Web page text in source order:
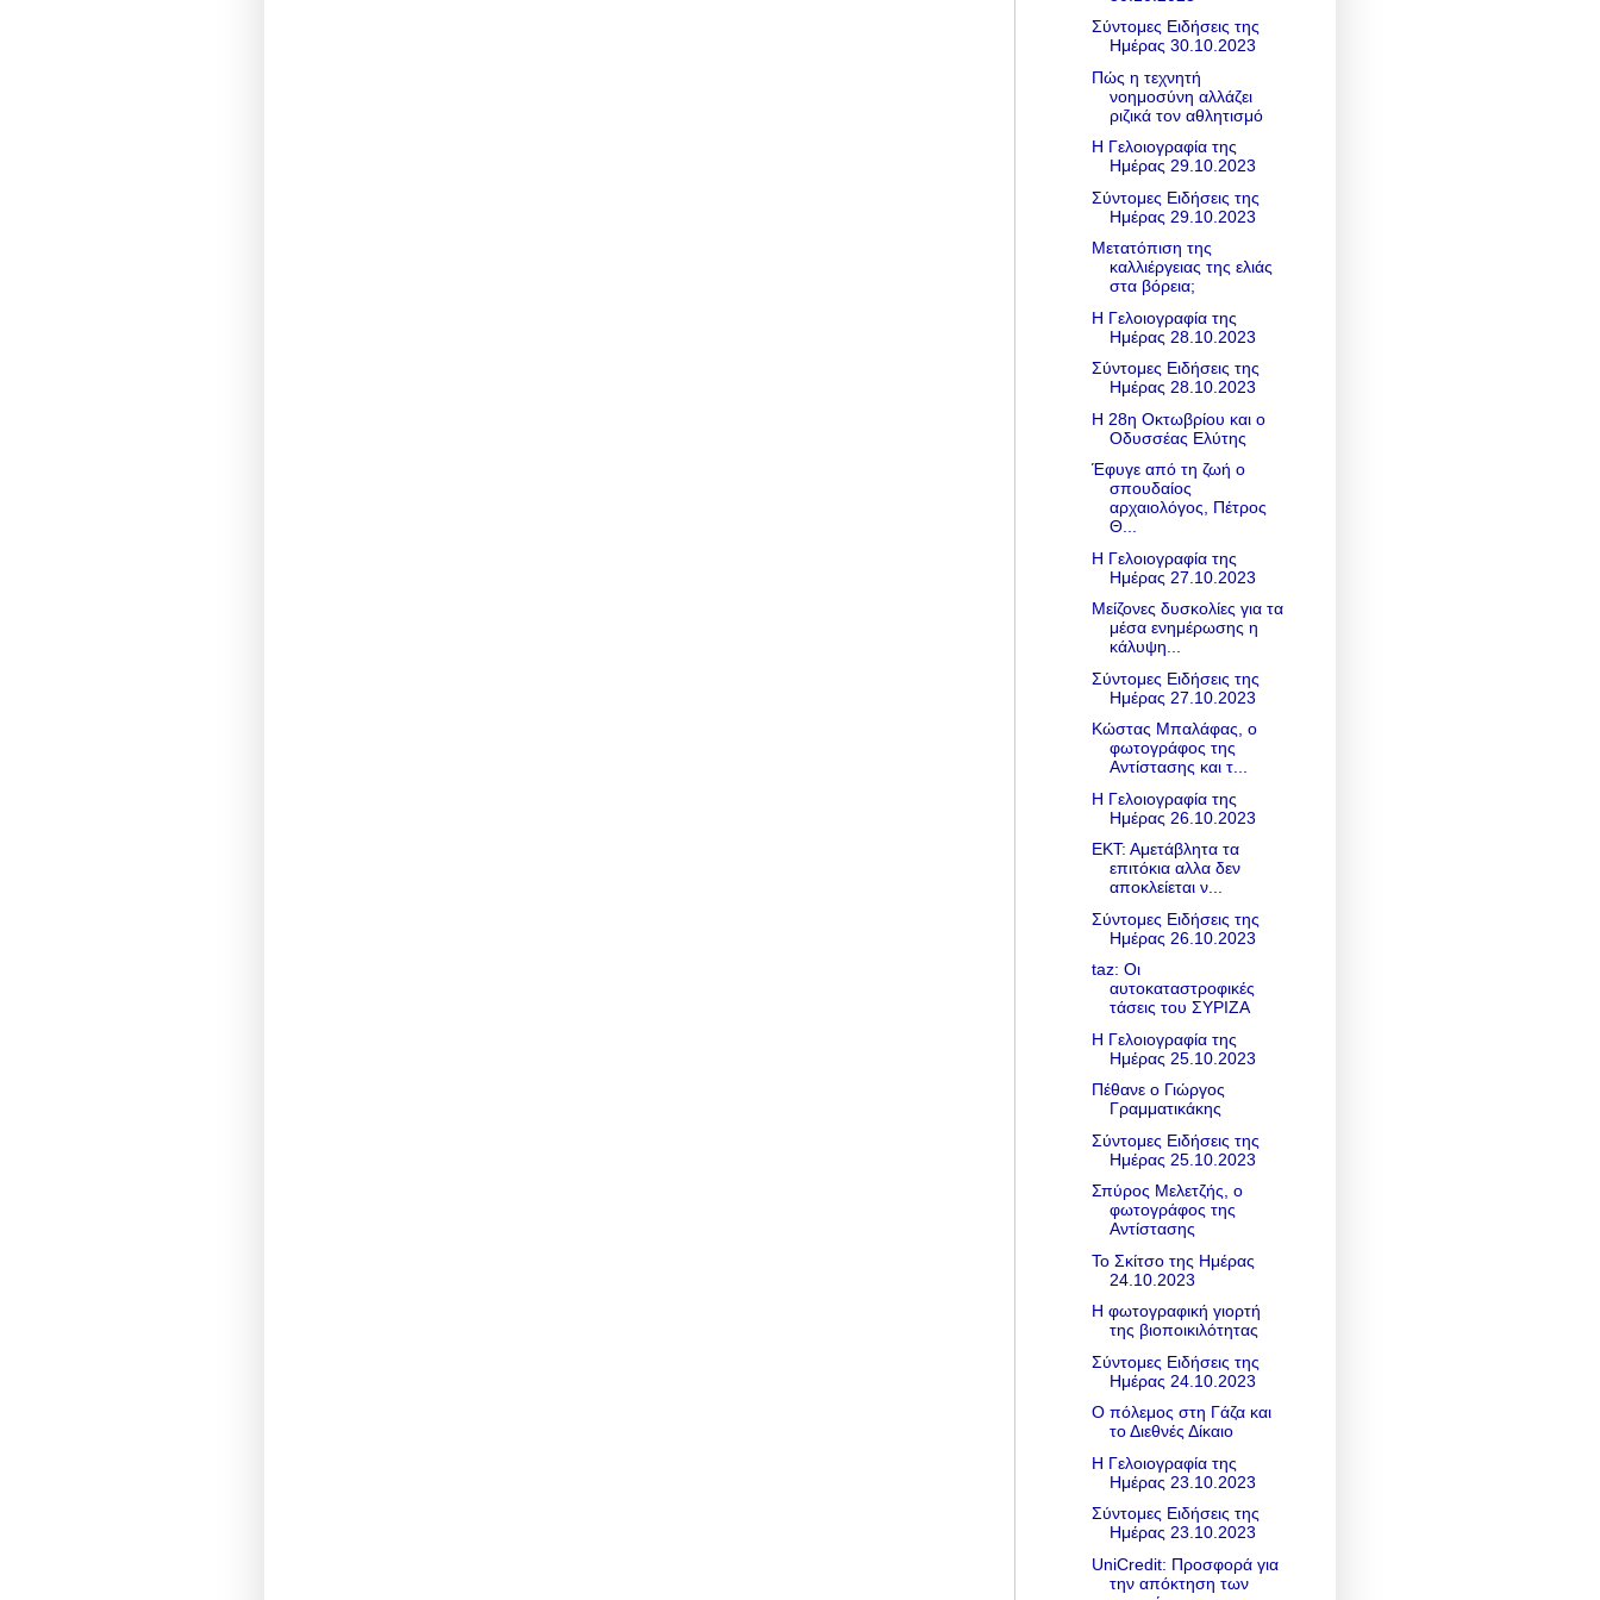
Σύντομες Ειδήσεις της
Ημέρας 30.10.2023
Πώς η τεχνητή
νοημοσύνη αλλάζει
ριζικά τον αθλητισμό
Η Γελοιογραφία της
Ημέρας 29.10.2023
Σύντομες Ειδήσεις της
Ημέρας 29.10.2023
Μετατόπιση της
καλλιέργειας της ελιάς
στα βόρεια;
Η Γελοιογραφία της
Ημέρας 28.10.2023
Σύντομες Ειδήσεις της
Ημέρας 28.10.2023
Η 28η Οκτωβρίου και ο
Οδυσσέας Ελύτης
Έφυγε από τη ζωή ο
σπουδαίος
αρχαιολόγος, Πέτρος
Θ...
Η Γελοιογραφία της
Ημέρας 27.10.2023
Μείζονες δυσκολίες για τα
μέσα ενημέρωσης η
κάλυψη...
Σύντομες Ειδήσεις της
Ημέρας 27.10.2023
Κώστας Μπαλάφας, ο
φωτογράφος της
Αντίστασης και τ...
Η Γελοιογραφία της
Ημέρας 26.10.2023
ΕΚΤ: Αμετάβλητα τα
επιτόκια αλλα δεν
αποκλείεται ν...
Σύντομες Ειδήσεις της
Ημέρας 26.10.2023
taz: Οι
αυτοκαταστροφικές
τάσεις του ΣΥΡΙΖΑ
Η Γελοιογραφία της
Ημέρας 25.10.2023
Πέθανε ο Γιώργος
Γραμματικάκης
Σύντομες Ειδήσεις της
Ημέρας 25.10.2023
Σπύρος Μελετζής, ο
φωτογράφος της
Αντίστασης
Το Σκίτσο της Ημέρας
24.10.2023
Η φωτογραφική γιορτή
της βιοποικιλότητας
Σύντομες Ειδήσεις της
Ημέρας 24.10.2023
Ο πόλεμος στη Γάζα και
το Διεθνές Δίκαιο
Η Γελοιογραφία της
Ημέρας 23.10.2023
Σύντομες Ειδήσεις της
Ημέρας 23.10.2023
UniCredit: Προσφορά για
την απόκτηση των